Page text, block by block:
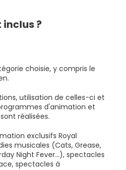
inclus ?
choisie, y compris le
utilisation de celles-ci et
d'animation et
réalisées.
exclusifs Royal
musicales (Cats, Grease,
Night Fever...), spectacles
spectacles à